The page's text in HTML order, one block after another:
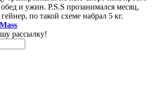
и ужин. P.S.S прозанимался месяц,
по такой схеме набрал 5 кг.
рассылку!